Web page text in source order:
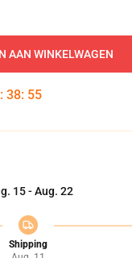
AAN WINKELWAGEN
: 38: 54
15 - Aug. 22
Shipping